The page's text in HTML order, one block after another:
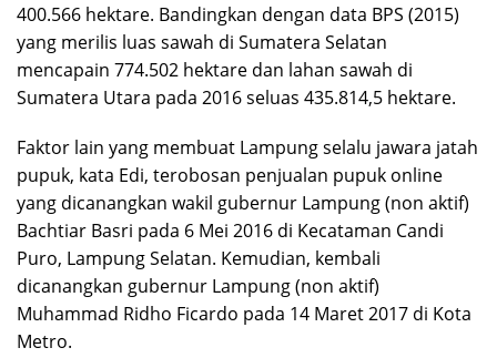
400.566 hektare. Bandingkan dengan data BPS (2015)
yang merilis luas sawah di Sumatera Selatan
mencapain 774.502 hektare dan lahan sawah di
Sumatera Utara pada 2016 seluas 435.814,5 hektare.
Faktor lain yang membuat Lampung selalu jawara jatah
pupuk, kata Edi, terobosan penjualan pupuk online
yang dicanangkan wakil gubernur Lampung (non aktif)
Bachtiar Basri pada 6 Mei 2016 di Kecataman Candi
Puro, Lampung Selatan. Kemudian, kembali
dicanangkan gubernur Lampung (non aktif)
Muhammad Ridho Ficardo pada 14 Maret 2017 di Kota
Metro.